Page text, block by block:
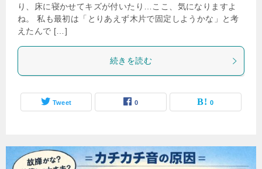
り、床に寝かせてキズが付いたり…ここ、気になりますよ
ね。 私も最初は「とりあえず木片で固定しようかな」と考
えたんで […]
続きを読む
Tweet 0 0